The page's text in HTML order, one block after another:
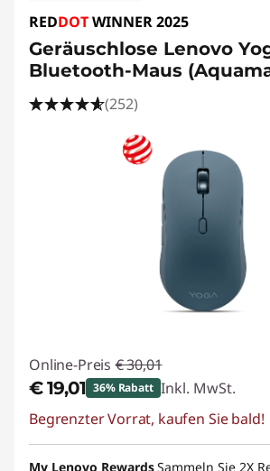
REDDOTWINNER 2025
Geräuschlose Lenovo
Bluetooth-Maus
(252)
Online-Preis € 30,01
€ 19,01 36% Rabatt Inkl. MwSt.
eCoupon-Rabatt :-€ 11,00
eCoupon :BACKTOSCHOOL
Begrenzter Vorrat, kaufen Sie bald!
My Lenovo RewardsSammeln Sie 2X